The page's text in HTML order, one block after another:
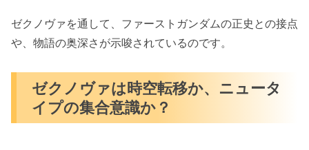
ゼクノヴァを通して、ファーストガンダムの正史との接点
や、物語の奥深さが示唆されているのです。
ゼクノヴァは時空転移か、ニュータ
イプの集合意識か？